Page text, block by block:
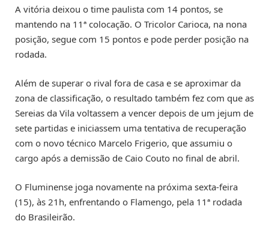
A vitória deixou o time paulista com 14 pontos, se
mantendo na 11ª colocação. O Tricolor Carioca, na nona
posição, segue com 15 pontos e pode perder posição na
rodada.
Além de superar o rival fora de casa e se aproximar da
zona de classificação, o resultado também fez com que as
Sereias da Vila voltassem a vencer depois de um jejum de
sete partidas e iniciassem uma tentativa de recuperação
com o novo técnico Marcelo Frigerio, que assumiu o
cargo após a demissão de Caio Couto no final de abril.
O Fluminense joga novamente na próxima sexta-feira
(15), às 21h, enfrentando o Flamengo, pela 11ª rodada
do Brasileirão.